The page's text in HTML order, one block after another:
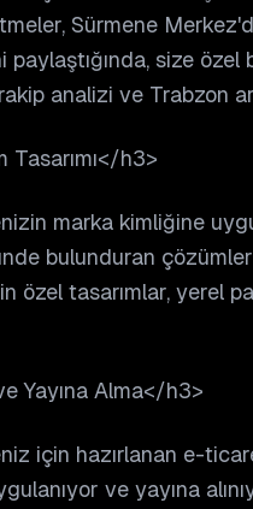
Sürmene
paylaştığında, size
analizi ve Trabzon
Tasarımı</h3>
marka kimliğine
bulunduran
özel tasarımlar, yerel
Yayına Alma</h3>
için hazırlanan e-
ve yayına